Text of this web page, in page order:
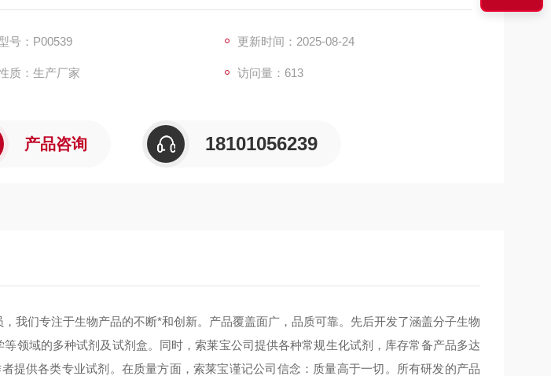
号：P00539
更新时间：2025-08-24
质：生产厂家 访问量：613
产品咨询 18101056239
我们专注于生物产品的不断*和创新。产品覆盖面广，品质可靠。先后开发了涵盖分子生物
领域的多种试剂及试剂盒。同时，索莱宝公司提供各种常规生化试剂，库存常备产品多达
提供各类专业试剂。在质量方面，索莱宝谨记公司信念：质量高于一切。所有研发的产品